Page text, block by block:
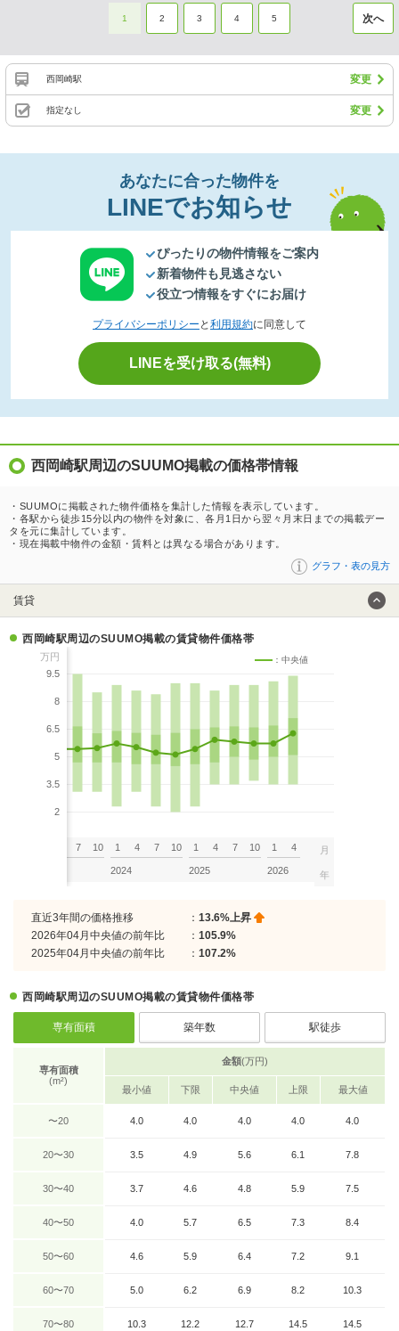
1 2 3 4 5 次へ
西岡崎駅 変更
指定なし 変更
あなたに合った物件を
LINEでお知らせ
ぴったりの物件情報をご案内
新着物件も見逃さない
役立つ情報をすぐにお届け
プライバシーポリシー と 利用規約に同意して
LINEを受け取る(無料)
西岡崎駅周辺のSUUMO掲載の価格帯情報
・SUUMOに掲載された物件価格を集計した情報を表示しています。
・各駅から徒歩15分以内の物件を対象に、各月1日から翌々月末日までの掲載デー
タを元に集計しています。
・現在掲載中物件の金額・賃料とは異なる場合があります。
グラフ・表の見方
賃貸
西岡崎駅周辺のSUUMO掲載の賃貸物件価格帯
万円
9.5
8
6.5
5
3.5
2
：中央値
7 10 1 4 7 10
2024
1 4 7 10
2025
1 4
2026
月
年
直近3年間の価格推移 ： 13.6%上昇
2026年04月中央値の前年比
： 105.9%
2025年04月中央値の前年比
： 107.2%
西岡崎駅周辺のSUUMO掲載の賃貸物件価格帯
専有面積 築年数 駅徒歩
専有面積
(m²)
金額(万円)
最小値 下限 中央値 上限 最大値
〜20 4.0 4.0 4.0 4.0 4.0
20〜30 3.5 4.9 5.6 6.1 7.8
30〜40 3.7 4.6 4.8 5.9 7.5
40〜50 4.0 5.7 6.5 7.3 8.4
50〜60 4.6 5.9 6.4 7.2 9.1
60〜70 5.0 6.2 6.9 8.2 10.3
70〜80 10.3 12.2 12.7 14.5 14.5